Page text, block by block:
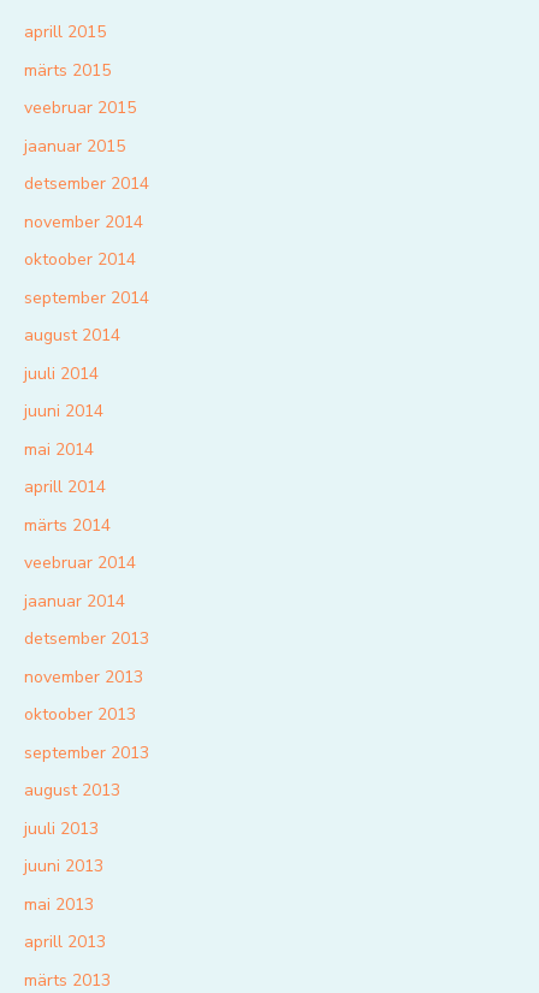
aprill 2015
märts 2015
veebruar 2015
jaanuar 2015
detsember 2014
november 2014
oktoober 2014
september 2014
august 2014
juuli 2014
juuni 2014
mai 2014
aprill 2014
märts 2014
veebruar 2014
jaanuar 2014
detsember 2013
november 2013
oktoober 2013
september 2013
august 2013
juuli 2013
juuni 2013
mai 2013
aprill 2013
märts 2013